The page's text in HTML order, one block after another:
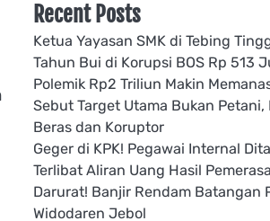
Recent Posts
Ketua Yayasan SMK di Tebing
Tahun Bui di Korupsi BOS Rp 513
Polemik Rp2 Triliun Makin
Sebut Target Utama Bukan Petani,
Beras dan Koruptor
Geger di KPK! Pegawai Internal
Terlibat Aliran Uang Hasil
Darurat! Banjir Rendam Batangan
Widodaren Jebol